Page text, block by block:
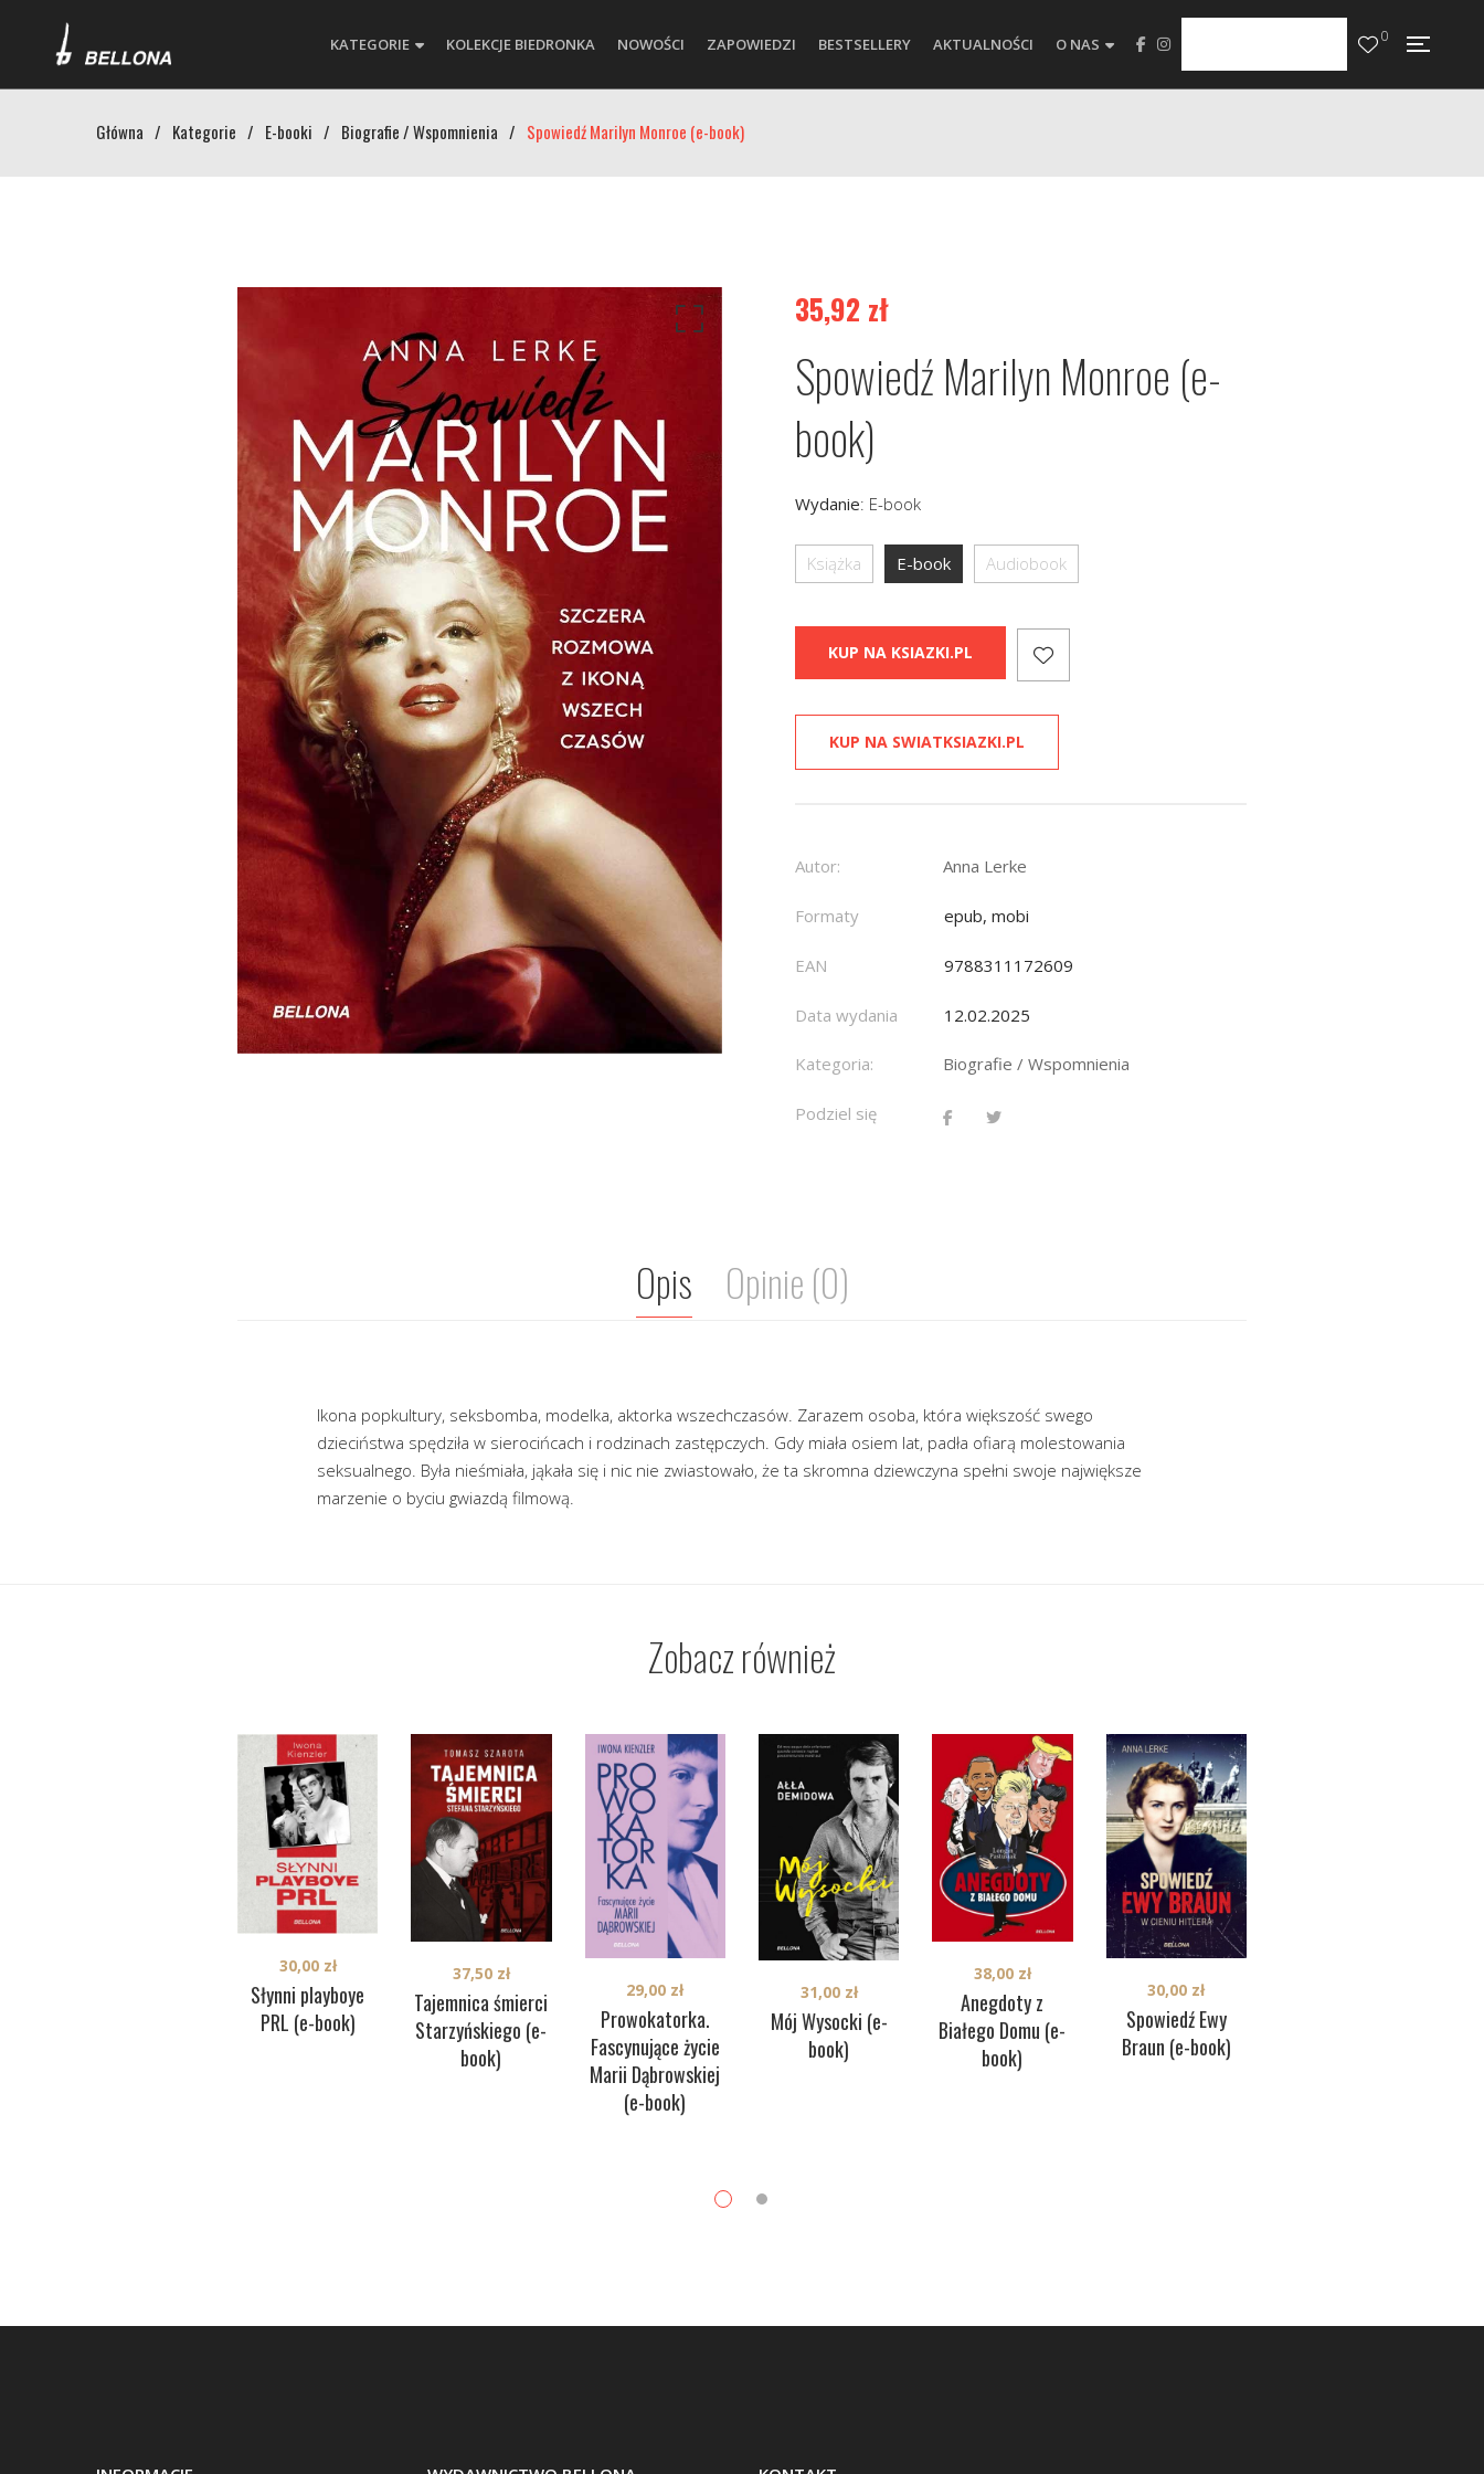
KATEGORIE KOLEKCJE BIEDRONKA NOWOŚCI ZAPOWIEDZI BESTSELLERY AKTUALNOŚCI O NAS 0
Główna / Kategorie / E-booki / Biografie / Wspomnienia / Spowiedź Marilyn Monroe (e-book)
35,92 zł
Spowiedź Marilyn Monroe (e-
book)
Wydanie: E-book
Książka E-book Audiobook
KUP NA KSIAZKI.PL
KUP NA SWIATKSIAZKI.PL
Autor: Anna Lerke
Formaty epub, mobi
EAN 9788311172609
Data wydania 12.02.2025
Kategoria: Biografie / Wspomnienia
Podziel się
Opis Opinie (0)
Ikona popkultury, seksbomba, modelka, aktorka wszechczasów. Zarazem osoba, która większość swego
dzieciństwa spędziła w sierocińcach i rodzinach zastępczych. Gdy miała osiem lat, padła ofiarą molestowania
seksualnego. Była nieśmiała, jąkała się i nic nie zwiastowało, że ta skromna dziewczyna spełni swoje największe
marzenie o byciu gwiazdą filmową.
Zobacz również
Słynni playboye
PRL (e-book)
30,00 zł
Tajemnica śmierci
Starzyńskiego (e-
book)
37,50 zł
Prowokatorka.
Fascynujące życie
Marii Dąbrowskiej
(e-book)
29,00 zł
Mój Wysocki (e-
book)
31,00 zł
Anegdoty z
Białego Domu (e-
book)
38,00 zł
Spowiedź Ewy
Braun (e-book)
30,00 zł